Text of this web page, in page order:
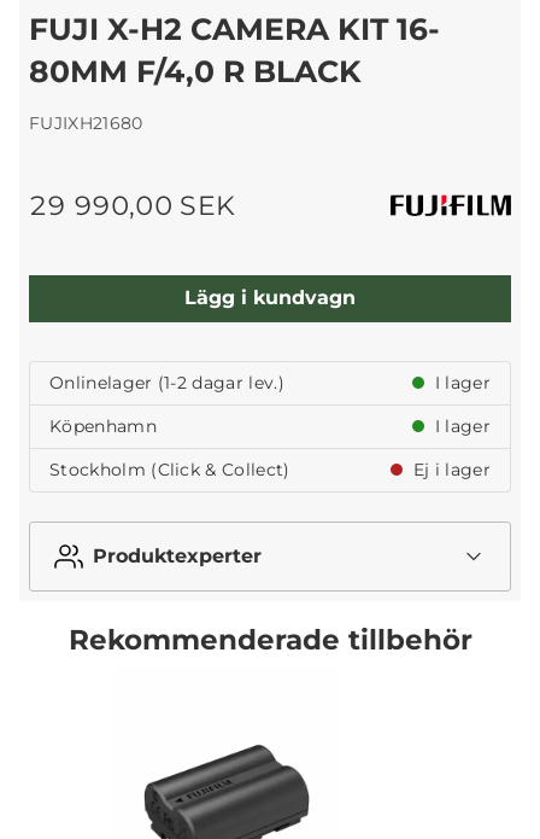
FUJI X-H2 CAMERA KIT 16-
80MM F/4,0 R BLACK
FUJIXH21680
29 990,00 SEK
Lägg i kundvagn
Onlinelager (1-2 dagar lev.)
I lager
Köpenhamn
I lager
Stockholm (Click & Collect)
Ej i lager
Produktexperter
Rekommenderade tillbehör